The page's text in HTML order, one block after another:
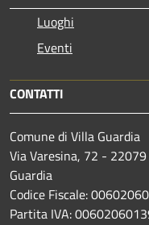
Luoghi
Eventi
CONTATTI
Comune di Villa Guardia
Via Varesina, 72 -
Guardia
Codice Fiscale:
Partita IVA: